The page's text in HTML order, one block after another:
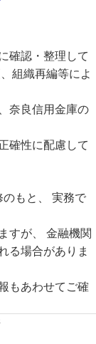
確認・整理して
組織再編等によ
奈良信用金庫の
確性に配慮して
もと、 実務で
すが、 金融機関
る場合がありま
もあわせてご確